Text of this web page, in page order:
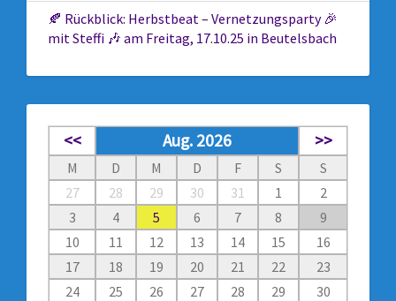
🍂 Rückblick: Herbstbeat – Vernetzungsparty 🎉
mit Steffi 🎶 am Freitag, 17.10.25 in Beutelsbach
<< Aug. 2026 >>
M D M D F S
S
27
28 29 30 31 1
2
3
4 5 6 7 8
9
10
11 12 13 14 15
16
17
18 19 20 21 22
23
24
25 26 27 28 29
30